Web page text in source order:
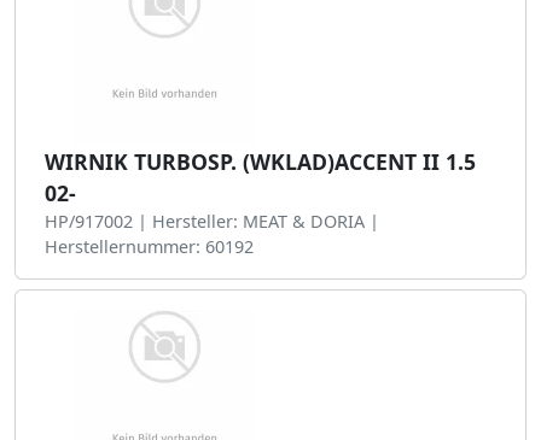
WIRNIK TURBOSP. (WKLAD)ACCENT II 1.5
02-
HP/917002 | Hersteller: MEAT & DORIA |
Herstellernummer: 60192